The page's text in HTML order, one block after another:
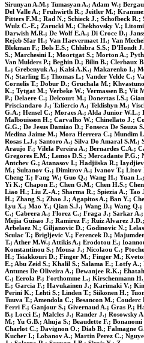
Sirunyan A.M.; Tumasyan A.; Adam W.;
Del Valle A.; Fruhwirth R.; Jeitler M.;
Pitters F.M.; Rad N.; Schieck J.; Schofbeck
Wulz C.-E.; Zarucki M.; Chekhovsky V.;
Darwish M.R.; De Wolf E.A.; Di Croce D.;
Rejeb Sfar H.; Van Haevermaet H.; Van
Blekman F.; Bols E.S.; Chhibra S.S.; D'Hondt
S.; Marchesini I.; Moortgat S.; Morton A.;
Van Mulders P.; Beghin D.; Bilin B.; Clerbaux
L.; Grebenyuk A.; Kalsi A.K.; Makarenko I.;
N.; Starling E.; Thomas L.; Vander Velde C.;
Cornelis T.; Dobur D.; Gruchala M.;
K.; Tytgat M.; Verbeke W.; Vermassen B.; Vit
P.; Delaere C.; Delcourt M.; Donertas I.S.;
Prisciandaro J.; Taliercio A.; Teklishyn M.;
G.A.; Hensel C.; Moraes A.; Alda Junior W.L.;
Malbouisson H.; Carvalho W.; Chinellato J.;
G.G.; De Jesus Damiao D.; Fonseca De
Medina Jaime M.; Mora Herrera C.; Mundim
Rosas L.J.; Santoro A.; Silva Do Amaral S.M.;
Araujo F.; Vilela Pereira A.; Bernardes C.A.;
Gregores E.M.; Lemos D.S.; Mercadante P.G.;
Antchev G.; Atanasov I.; Hadjiiska R.;
M.; Sultanov G.; Dimitrov A.; Ivanov T.; Litov
Cheng T.; Fang W.; Guo Q.; Wang H.; Yuan
Yi K.; Chapon E.; Chen G.M.; Chen H.S.;
Liao H.; Liu Z.-A.; Sharma R.; Spiezia A.; Tao
H.; Zhang S.; Zhao J.; Agapitos A.; Ban Y.;
Lyu X.; Mao Y.; Qian S.J.; Wang D.; Wang
C.; Cabrera A.; Florez C.; Fraga J.; Sarkar
Mejia Guisao J.; Ramirez F.; Ruiz Alvarez
Arbelaez N.; Giljanovic D.; Godinovic N.;
Sculac T.; Brigljevic V.; Ferencek D.;
T.; Ather M.W.; Attikis A.; Erodotou E.;
Konstantinou S.; Mousa J.; Nicolaou C.;
H.; Tsiakkouri D.; Finger M.; Finger M.;
E.; Abu Zeid S.; Khalil S.; Salama E.; Lotfy
Antunes De Oliveira A.; Dewanjee R.K.;
C.; Eerola P.; Forthomme L.; Kirschenmann
E.; Garcia F.; Havukainen J.; Karimaki V.;
Perini K.; Lehti S.; Linden T.; Siikonen H.;
Tuuva T.; Amendola C.; Besancon M.;
Ferri F.; Ganjour S.; Givernaud A.; Gras P.;
B.; Locci E.; Malcles J.; Rander J.; Rosowsky
M.; Yu G.B.; Ahuja S.; Beaudette F.;
Charlot C.; Davignon O.; Diab B.; Falmagne
Kucher I.; Lobanov A.; Martin Perez C.;